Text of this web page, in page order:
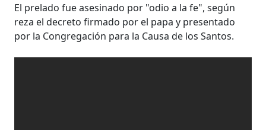
El prelado fue asesinado por "odio a la fe", según
reza el decreto firmado por el papa y presentado
por la Congregación para la Causa de los Santos.